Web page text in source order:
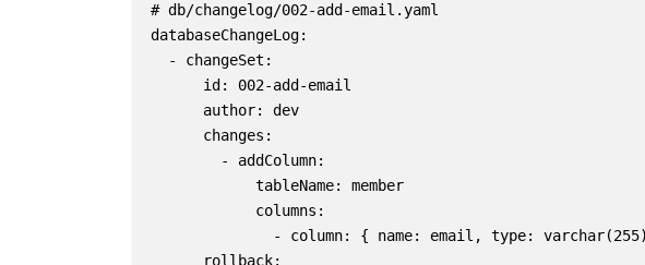
# db/changelog/002-add-email.yaml
databaseChangeLog:
  - changeSet:
      id: 002-add-email
      author: dev
      changes:
        - addColumn:
            tableName: member
            columns:
- column: { name: email, type:
      rollback: